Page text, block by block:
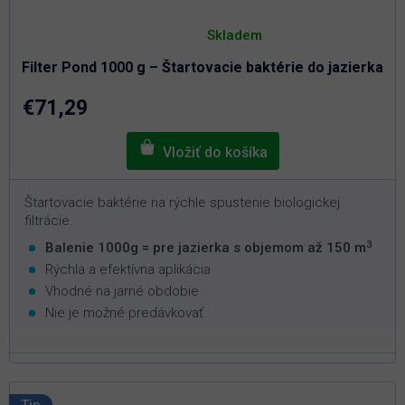
Filter Pond 1000 g – Štartovacie baktérie do jazierka
hodnotenie
je
3,0
Skladem
€71,29
Štartovacie baktérie na rýchle spustenie biologickej
filtrácie.
Balenie 1000g = pre jazierka s objemom až 150 m3
Rýchla a efektívna aplikácia
Vhodné na jarné obdobie
Nie je možné predávkovať